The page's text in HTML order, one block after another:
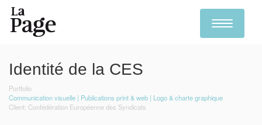
main
content
Toggle
navigation
Identité de la CES
Portfolio
Communication visuelle
Publications print & web
Logo & charte graphique
Confédération Européenne des Syndicats